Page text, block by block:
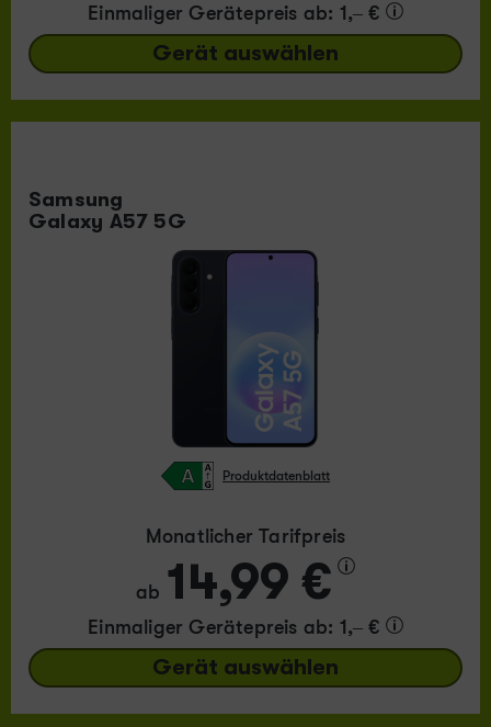
Einmaliger Gerätepreis ab: 1,– €
Gerät auswählen
Samsung
Galaxy A57 5G
Produktdatenblatt
Monatlicher Tarifpreis
ab 14,99 €
Einmaliger Gerätepreis ab: 1,– €
Gerät auswählen